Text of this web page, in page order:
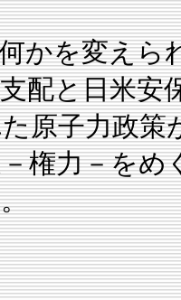
かを変えら
配と日米安
原子力政策
権力－をめ